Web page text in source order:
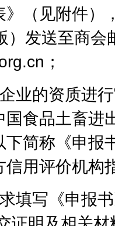
》（见附件）
）发送至商会
；
业的资质进
国食品土畜进
下简称《申报
用评价机构
填写《申报